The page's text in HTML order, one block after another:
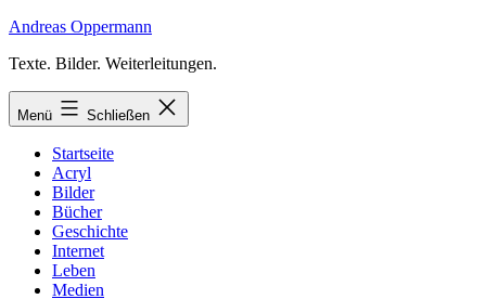
Zum
springen
Andreas Oppermann
Texte. Bilder. Weiterleitungen.
Menü Schließen
Startseite
Acryl
Bilder
Bücher
Geschichte
Internet
Leben
Medien